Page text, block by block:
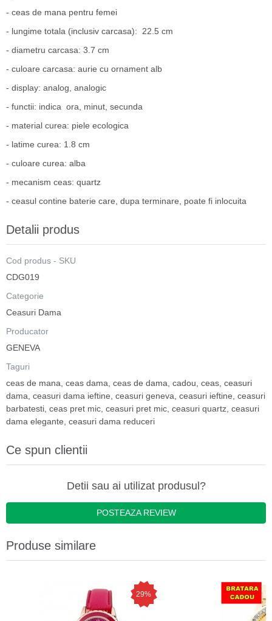
- ceas de mana pentru femei
- lungime totala (inclusiv carcasa): 22.5 cm
- diametru carcasa: 3.7 cm
- culoare carcasa: aurie cu ornament alb
- display: analog, analogic
- functii: indica ora, minut, secunda
- material curea: piele ecologica
- latime curea: 1.8 cm
- culoare curea: alba
- mecanism ceas: quartz
- ceasul contine baterie care, dupa terminare, poate fi inlocuita
Detalii produs
Cod produs - SKU
CDG019
Categorie
Ceasuri Dama
Producator
GENEVA
Taguri
ceas de mana ceas dama ceas de dama cadou ceas ceasuri
dama ceasuri dama ieftine ceasuri geneva ceasuri ieftine ceasuri
barbatesti ceas pret mic ceasuri pret mic ceasuri quartz ceasuri
dama elegante ceasuri dama reduceri
Ce spun clientii
Detii sau ai utilizat produsul?
POSTEAZA REVIEW
Produse similare
29%